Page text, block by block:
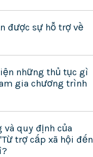
được sự hỗ trợ về
những thủ tục gì
gia chương trình
và quy định của
trợ cấp xã hội đến